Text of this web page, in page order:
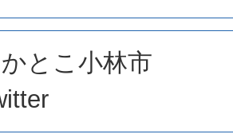
定管理者を募集しま
03日
とこ小林市